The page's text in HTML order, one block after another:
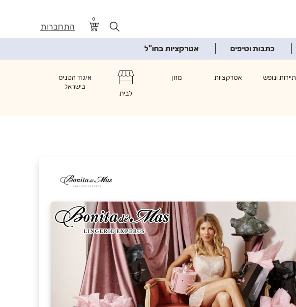
0
התחברות
כתבות וטיפים אטרקציות בחו"ל
תיירות ונופש אטרקציות
מזון
לבית
איגוד הטניס
בישראל